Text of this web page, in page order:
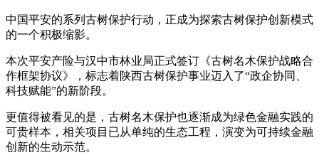
中国平安的系列古树保护行动，正成为探索古树保护创新模式
的一个积极缩影。
本次平安产险与汉中市林业局正式签订《古树名木保护战略合
作框架协议》，标志着陕西古树保护事业迈入了“政企协同、
科技赋能”的新阶段。
更值得被看见的是，古树名木保护也逐渐成为绿色金融实践的
可贵样本，相关项目已从单纯的生态工程，演变为可持续金融
创新的生动示范。